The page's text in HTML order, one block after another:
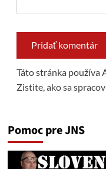
Táto stránka používa
Zistite, ako sa
Pomoc pre JNS